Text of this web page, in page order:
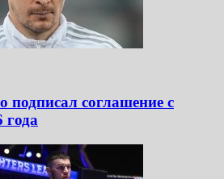
подписал соглашение с
года